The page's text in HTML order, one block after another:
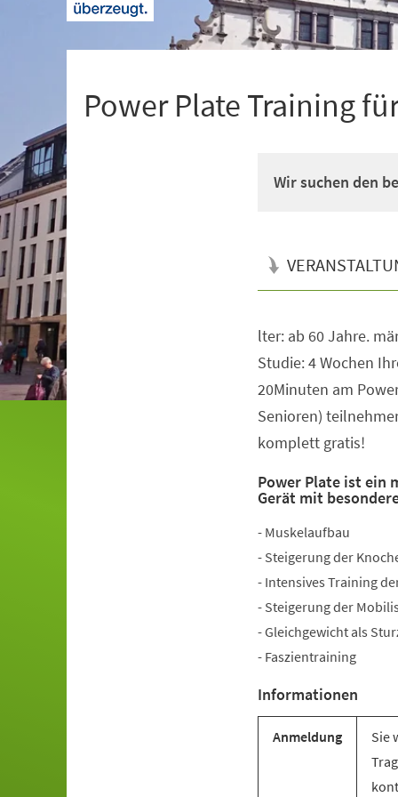
Power Plate Training
Wir suchen den
lter: ab 60 Jahre.
Studie: 4 Wochen
20Minuten am
Senioren)
komplett gratis!
Power Plate ist ein
Gerät mit
- Muskelaufbau
- Steigerung der
- Intensives Training
- Steigerung der
- Gleichgewicht als
- Faszientraining
Informationen
Anmeldung
Sie